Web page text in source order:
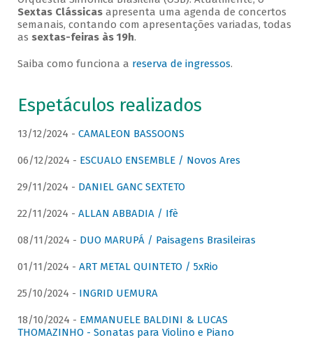
Sextas Clássicasapresenta uma agenda de concertos
semanais, contando com apresentações variadas, todas
as sextas-feiras às 19h.
Saiba como funciona a reserva de ingressos.
Espetáculos realizados
13/12/2024 - CAMALEON BASSOONS
06/12/2024 - ESCUALO ENSEMBLE / Novos Ares
29/11/2024 - DANIEL GANC SEXTETO
22/11/2024 - ALLAN ABBADIA / Ifè
08/11/2024 - DUO MARUPÁ / Paisagens Brasileiras
01/11/2024 - ART METAL QUINTETO / 5xRio
25/10/2024 - INGRID UEMURA
18/10/2024 - EMMANUELE BALDINI & LUCAS
THOMAZINHO - Sonatas para Violino e Piano